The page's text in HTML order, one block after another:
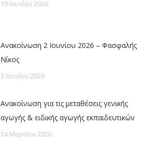
19 Ιουνίου 2026
Ανακοίνωση 2 Ιουνίου 2026 – Φασφαλής
Νίκος
3 Ιουνίου 2026
Ανακοίνωση για τις μεταθέσεις γενικής
αγωγής & ειδικής αγωγής εκπαιδευτικών
24 Μαρτίου 2026